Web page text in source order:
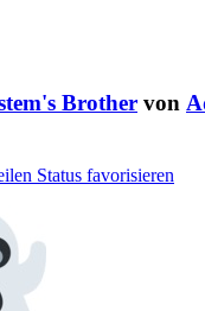
Brother von
Status favorisieren